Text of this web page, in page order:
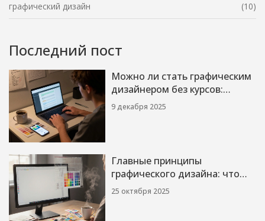
графический дизайн (10)
Последний пост
Можно ли стать графическим
дизайнером без курсов:
реальный путь без обучения
9 декабря 2025
Главные принципы
графического дизайна: что
важно знать
25 октября 2025